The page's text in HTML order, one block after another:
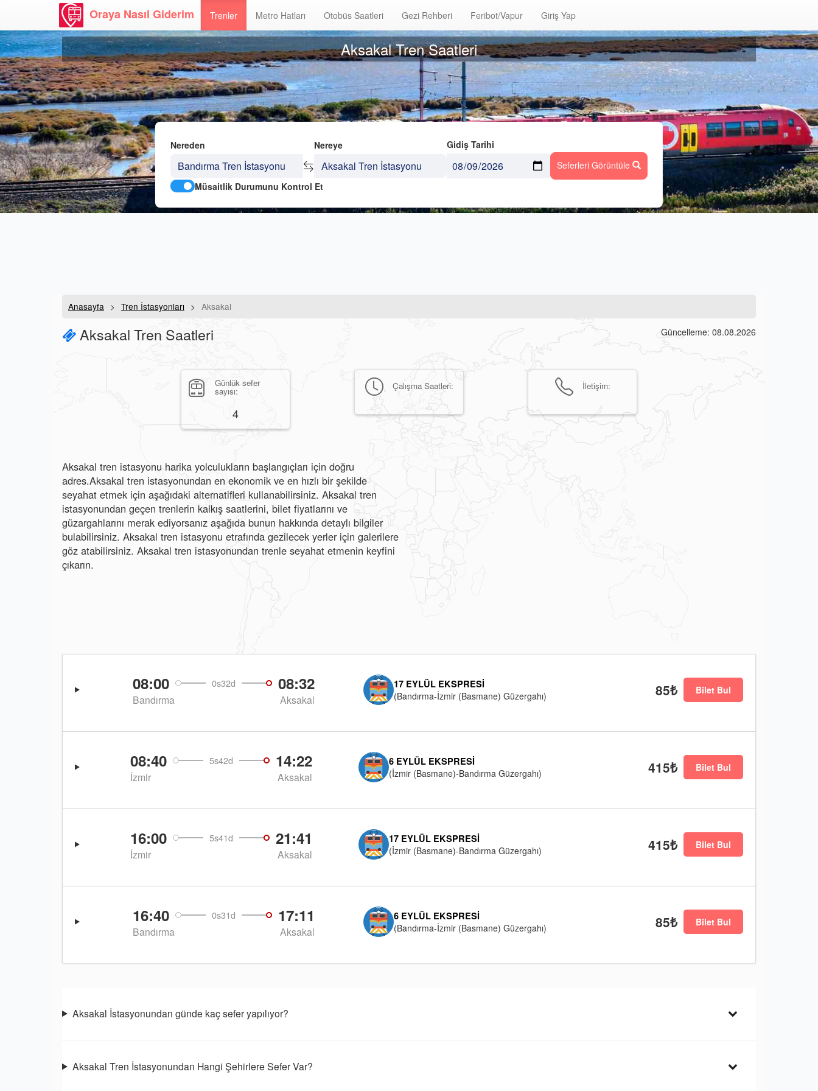
Oraya Nasıl Giderim Trenler Metro Hatları Otobüs Saatleri Gezi Rehberi Feribot/Vapur Giriş Yap
Aksakal Tren Saatleri
Nereden Nereye
Gidiş Tarihi
Seferleri Görüntüle
Müsaitlik Durumunu Kontrol Et
Anasayfa Tren İstasyonları Aksakal
Aksakal Tren Saatleri Güncelleme: 08.08.2026
Günlük sefer
sayısı:
4
Çalışma Saatleri: İletişim:
Aksakal tren istasyonu harika yolculukların başlangıçları için doğru
adres.Aksakal tren istasyonundan en ekonomik ve en hızlı bir şekilde
seyahat etmek için aşağıdaki alternatifleri kullanabilirsiniz. Aksakal tren
istasyonundan geçen trenlerin kalkış saatlerini, bilet fiyatlarını ve
güzargahlarını merak ediyorsanız aşağıda bunun hakkında detaylı bilgiler
bulabilirsiniz. Aksakal tren istasyonu etrafında gezilecek yerler için galerilere
göz atabilirsiniz. Aksakal tren istasyonundan trenle seyahat etmenin keyfini
çıkarın.
08:00 0s32d 08:32
Bandırma Aksakal
17 EYLÜL EKSPRESI
(Bandırma-İzmir (Basmane) Güzergahı)
85₺ Bilet Bul
08:40 5s42d 14:22
İzmir Aksakal
6 EYLÜL EKSPRESI
(İzmir (Basmane)-Bandırma Güzergahı)
415₺ Bilet Bul
16:00 5s41d 21:41
İzmir Aksakal
17 EYLÜL EKSPRESI
(İzmir (Basmane)-Bandırma Güzergahı)
415₺ Bilet Bul
16:40 0s31d 17:11
Bandırma Aksakal
6 EYLÜL EKSPRESI
(Bandırma-İzmir (Basmane) Güzergahı)
85₺ Bilet Bul
Aksakal İstasyonundan günde kaç sefer yapılıyor?
Aksakal Tren İstasyonundan Hangi Şehirlere Sefer Var?